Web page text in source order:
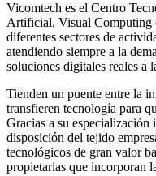
Vicomtech es el Centro
Artificial, Visual Computing
diferentes sectores de
atendiendo siempre a la
soluciones digitales reales a
Tienden un puente entre la
transfieren tecnología para
Gracias a su
disposición del tejido
tecnológicos de gran valor
propietarias que incorporan